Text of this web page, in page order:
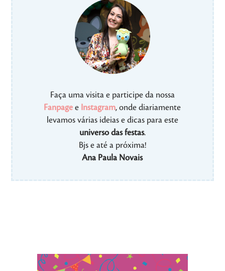
Faça uma visita e participe da nossa
Fanpage e Instagram, onde diariamente
levamos várias ideias e dicas para este
universo das festas.
Bjs e até a próxima!
Ana Paula Novais